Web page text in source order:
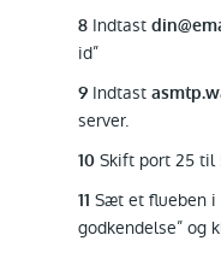
8 Indtast
id”
9 Indtast
server.
10 Skift port 25 til
11 Sæt et flueben i
godkendelse” og